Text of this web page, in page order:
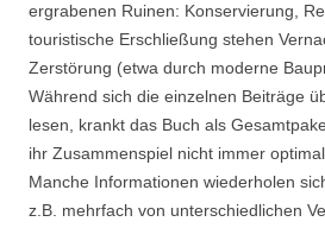
ergrabenen Ruinen: Konservierung,
touristische Erschließung stehen
Zerstörung (etwa durch moderne
Während sich die einzelnen Beiträge
lesen, krankt das Buch als
ihr Zusammenspiel nicht immer
Manche Informationen wiederholen
z.B. mehrfach von unterschiedlichen